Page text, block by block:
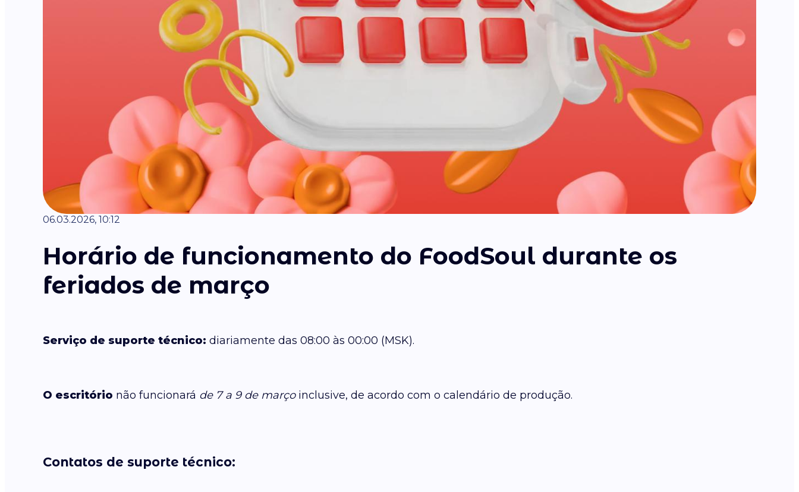
06.03.2026, 10:12
Horário de funcionamento do FoodSoul durante os
feriados de março
Serviço de suporte técnico: diariamente das 08:00 às 00:00 (MSK).
O escritório não funcionará de 7 a 9 de marçoinclusive, de acordo com o calendário de produção.
Contatos de suporte técnico: